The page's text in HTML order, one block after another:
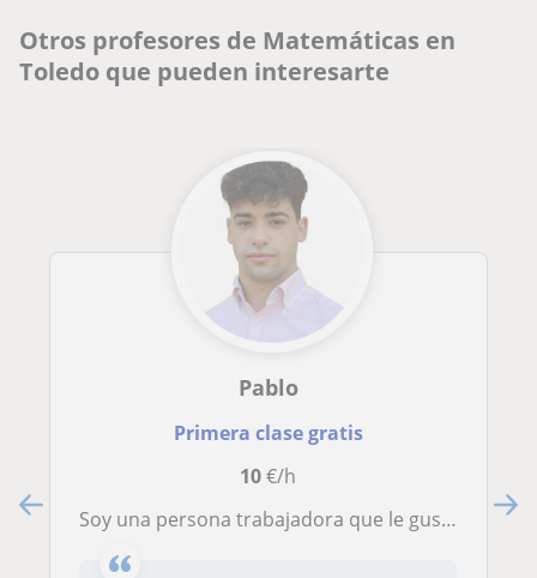
Otros profesores de Matemáticas en
Toledo que pueden interesarte
Pablo
Primera clase gratis
10€/h
Soy una persona trabajadora que le gusta enseñar a y gracias a mis concimientos el bonito mundo de las matematicas y quimica.